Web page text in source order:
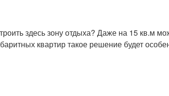
здесь зону отдыха? Даже на 15 кв.м
квартир такое решение будет